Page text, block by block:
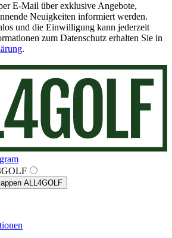
E-Mail über exklusive Angebote,
Neuigkeiten informiert werden.
und die Einwilligung kann jederzeit
zum Datenschutz erhalten Sie in
.
ALL4GOLF